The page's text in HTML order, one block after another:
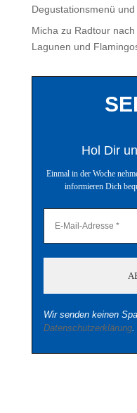
Degustationsmenü
Michazu Radtour
Lagunen und
Hol Dir
Einmal in der Woche
informieren Dich
Wir senden keinen
Datenschutzerklärung.